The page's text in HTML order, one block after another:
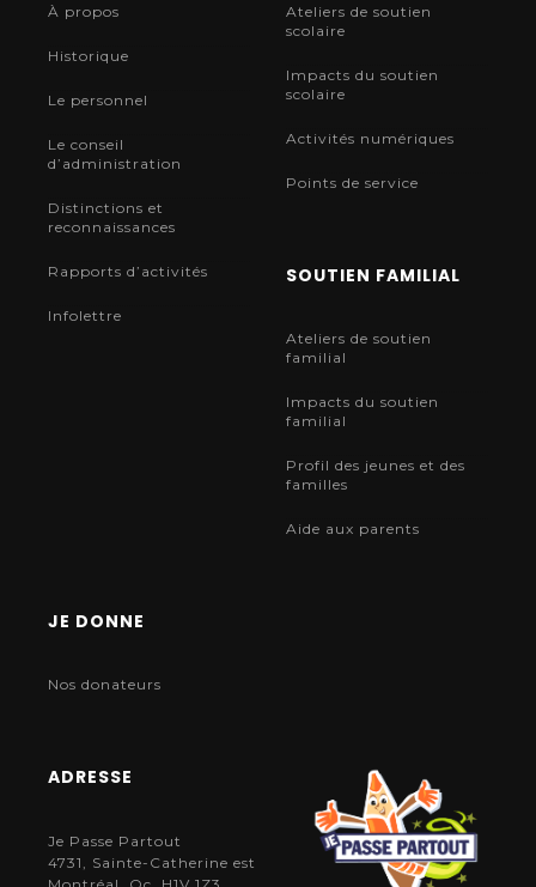
À propos
Historique
Le personnel
Le conseil
d’administration
Distinctions et
reconnaissances
Rapports d’activités
Infolettre
Ateliers de soutien
scolaire
Impacts du soutien
scolaire
Activités numériques
Points de service
SOUTIEN FAMILIAL
Ateliers de soutien
familial
Impacts du soutien
familial
Profil des jeunes et des
familles
Aide aux parents
JE DONNE
Nos donateurs
ADRESSE
Je Passe Partout
4731, Sainte-Catherine est